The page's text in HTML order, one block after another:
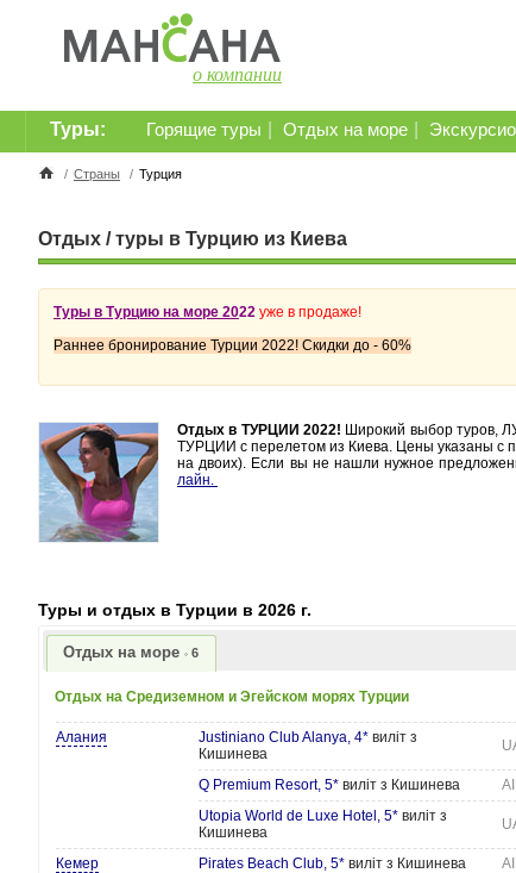
о компании
Горящие туры Отдых на море
Туры:
/ Страны / Турция
Отдых / туры в Турцию из Киева
Туры в Турцию на море 2022 уже в продаже!
Раннее бронирование Турции 2022! Скидки до - 60%
Отдых в ТУРЦИИ 2022! Широкий выбор туров,
ТУРЦИИ с перелетом из Киева. Цены указаны с
на двоих). Если вы не нашли нужное
лайн.
Туры и отдых в Турции в 2026 г.
Отдых на море 6
Отдых на Средиземном и Эгейском морях Турции
Алания Justiniano Club Alanya, 4* виліт з
Кишинева
Q Premium Resort, 5* виліт з Кишинева AI
Utopia World de Luxe Hotel, 5* виліт з
Кишинева
Кемер Pirates Beach Club, 5* виліт з Кишинева AI